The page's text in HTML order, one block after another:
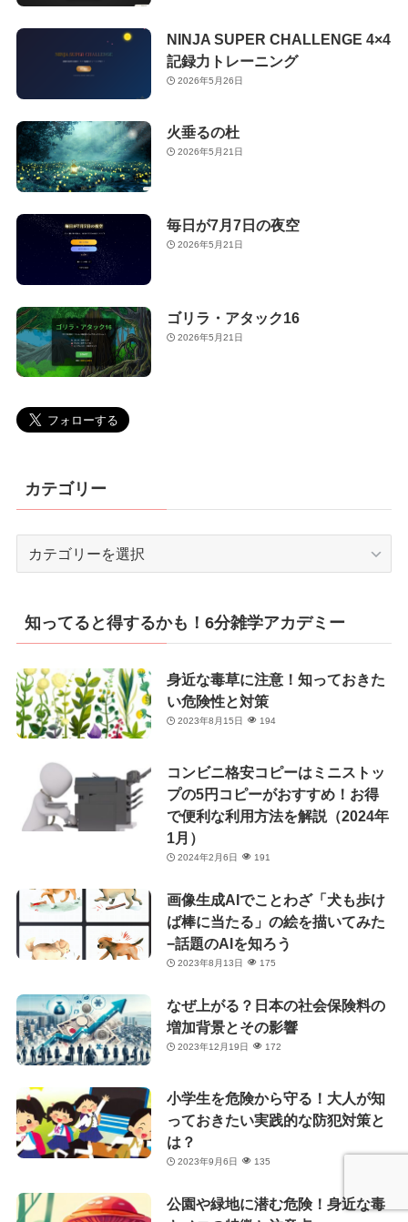
NINJA SUPER CHALLENGE 4×4
記録力トレーニング
2026年5月26日
火垂るの杜
2026年5月21日
毎日が7月7日の夜空
2026年5月21日
ゴリラ・アタック16
2026年5月21日
カテゴリー
リ
ー
知ってると得するかも！6分雑学アカデミー
身近な毒草に注意！知っておきた
い危険性と対策
2023年8月15日 194
コンビニ格安コピーはミニストッ
プの5円コピーがおすすめ！お得
で便利な利用方法を解説（2024年
1月）
2024年2月6日 191
画像生成AIでことわざ「犬も歩け
ば棒に当たる」の絵を描いてみた
−話題のAIを知ろう
2023年8月13日 175
なぜ上がる？日本の社会保険料の
増加背景とその影響
2023年12月19日 172
小学生を危険から守る！大人が知
っておきたい実践的な防犯対策と
は？
2023年9月6日 135
公園や緑地に潜む危険！身近な毒